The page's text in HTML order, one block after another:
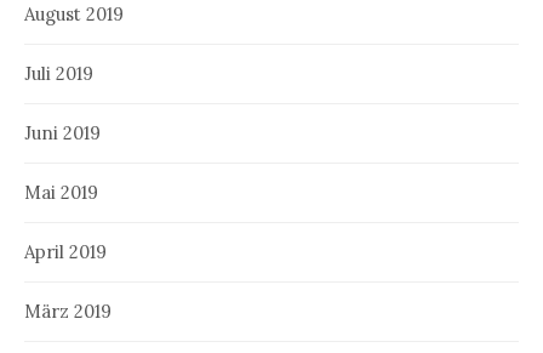
August 2019
Juli 2019
Juni 2019
Mai 2019
April 2019
März 2019